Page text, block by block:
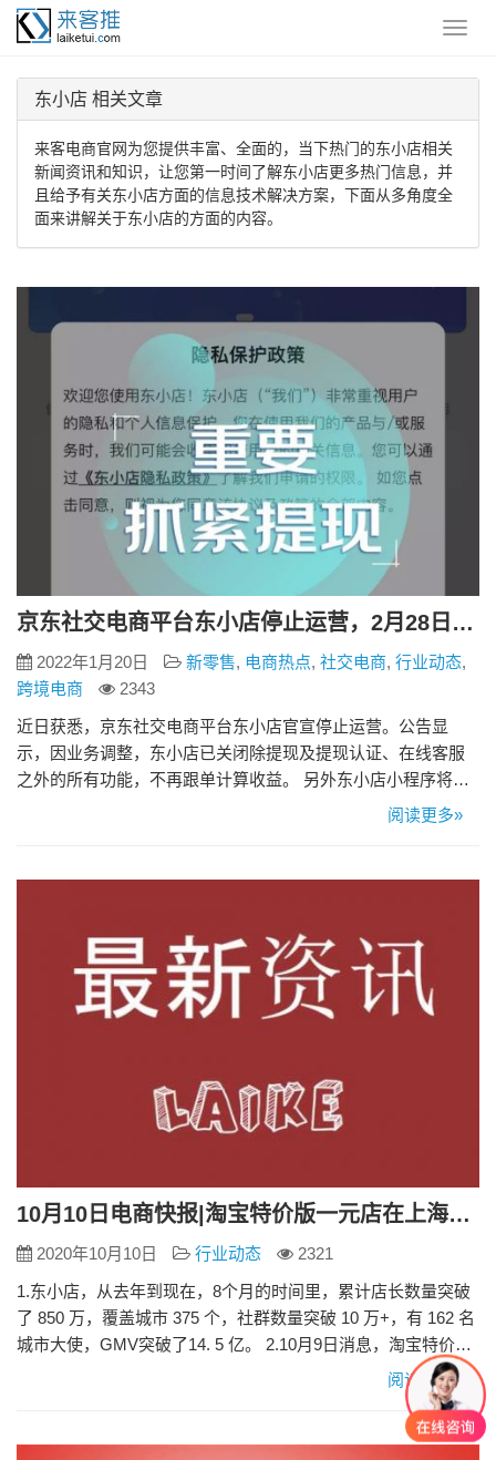
东小店 相关文章
来客电商官网为您提供丰富、全面的，当下热门的东小店相关
新闻资讯和知识，让您第一时间了解东小店更多热门信息，并
且给予有关东小店方面的信息技术解决方案，下面从多角度全
面来讲解关于东小店的方面的内容。
京东社交电商平台东小店停止运营，2月28日彻底关闭
2022年1月20日 新零售, 电商热点, 社交电商, 行业动态,
跨境电商
2343
近日获悉，京东社交电商平台东小店官宣停止运营。公告显
示，因业务调整，东小店已关闭除提现及提现认证、在线客服
之外的所有功能，不再跟单计算收益。 另外东小店小程序将于
2022年2月28日24时关闭下线，届时，东小店将彻底停止所有服
月31日。 东小店还称，在东小店彻底停止所有服务后…
阅读更多»
10月10日电商快报|淘宝特价版一元店在上海开店 东小店GMV突破了14. 5 亿
2020年10月10日 行业动态
2321
1.东小店，从去年到现在，8个月的时间里，累计店长数量突破
了 850 万，覆盖城市 375 个，社群数量突破 10 万+，有 162 名
城市大使，GMV突破了14. 5 亿。 2.10月9日消息，淘宝特价版
第一家一元店在上海开店，从 10月10日开始启动“ 1 元更香
节”，平台超过 1 亿件优质厂货全部 1 元包邮，活动持续到双 11
结束。 3.今年10月1日-7日，天猫国际海外直购成交同比增长…
阅读更多»